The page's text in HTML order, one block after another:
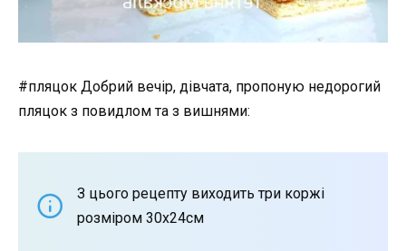
#пляцок Добрий вечір, дівчата, пропоную недорогий
пляцок з повидлом та з вишнями:
З цього рецепту виходить три коржі
розміром 30х24см